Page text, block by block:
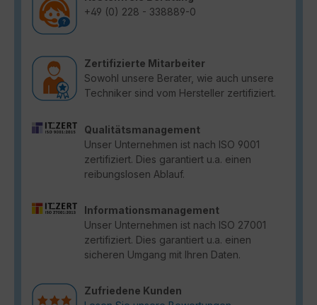
+49 (0) 228 - 338889-0
Zertifizierte Mitarbeiter
Sowohl unsere Berater, wie auch unsere
Techniker sind vom Hersteller zertifiziert.
Qualitätsmanagement
Unser Unternehmen ist nach ISO 9001
zertifiziert. Dies garantiert u.a. einen
reibungslosen Ablauf.
Informationsmanagement
Unser Unternehmen ist nach ISO 27001
zertifiziert. Dies garantiert u.a. einen
sicheren Umgang mit Ihren Daten.
Zufriedene Kunden